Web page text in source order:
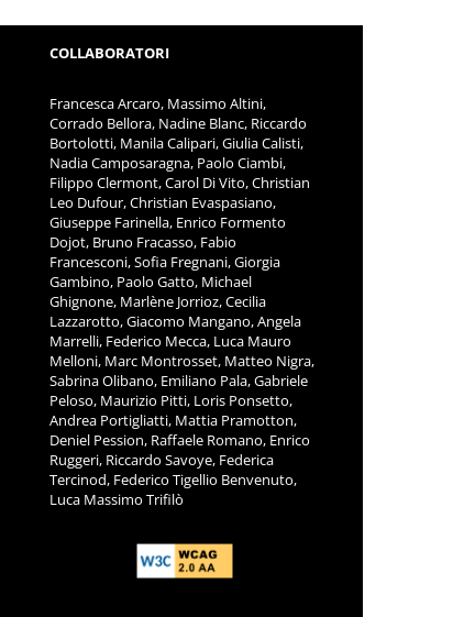
COLLABORATORI
Francesca Arcaro, Massimo Altini,
Corrado Bellora, Nadine Blanc, Riccardo
Bortolotti, Manila Calipari, Giulia Calisti,
Nadia Camposaragna, Paolo Ciambi,
Filippo Clermont, Carol Di Vito, Christian
Leo Dufour, Christian Evaspasiano,
Giuseppe Farinella, Enrico Formento
Dojot, Bruno Fracasso, Fabio
Francesconi, Sofia Fregnani, Giorgia
Gambino, Paolo Gatto, Michael
Ghignone, Marlène Jorrioz, Cecilia
Lazzarotto, Giacomo Mangano, Angela
Marrelli, Federico Mecca, Luca Mauro
Melloni, Marc Montrosset, Matteo Nigra,
Sabrina Olibano, Emiliano Pala, Gabriele
Peloso, Maurizio Pitti, Loris Ponsetto,
Andrea Portigliatti, Mattia Pramotton,
Deniel Pession, Raffaele Romano, Enrico
Ruggeri, Riccardo Savoye, Federica
Tercinod, Federico Tigellio Benvenuto,
Luca Massimo Trifilò